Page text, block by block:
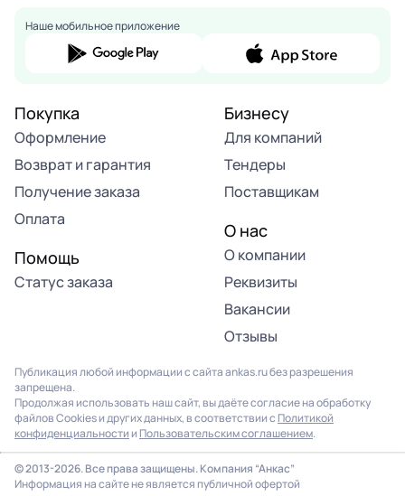
Наше мобильное приложение
Покупка
Оформление
Возврат и гарантия
Получение заказа
Оплата
Помощь
Статус заказа
Бизнесу
Для компаний
Тендеры
Поставщикам
О нас
О компании
Реквизиты
Вакансии
Отзывы
Публикация любой информации с сайта ankas.ru без разрешения
запрещена.
Продолжая использовать наш сайт, вы даёте согласие на обработку
файлов Cookies и других данных, в соответствии с Политикой
конфиденциальности и Пользовательским соглашением.
© 2013-2026. Все права защищены. Компания “Анкас”
Информация на сайте не является публичной офертой